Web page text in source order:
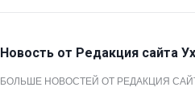
Новость от Редакция сайта
БОЛЬШЕ НОВОСТЕЙ ОТ РЕДАКЦИЯ